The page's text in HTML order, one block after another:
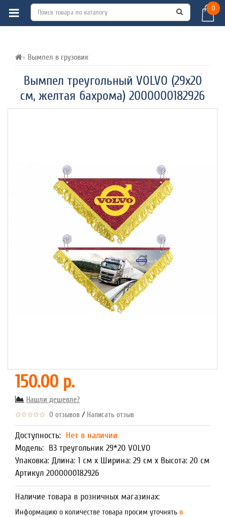
0
Вымпел в грузовик
Вымпел треугольный VOLVO (29х20
см, желтая бахрома) 2000000182926
ВСЕ О ТОВАРЕ ХАРАКТЕРИСТИКИ
150.00 р.
Нашли дешевле?
0 отзывов / Написать отзыв
Доступность: Нет в наличии
Модель: В3 треугольник 29*20 VOLVO
Упаковка: Длина: 1 см x Ширина: 29 см x Высота: 20 см
Артикул 2000000182926
Наличие товара в розничных магазинах:
Информацию о количестве товара просим уточнять в